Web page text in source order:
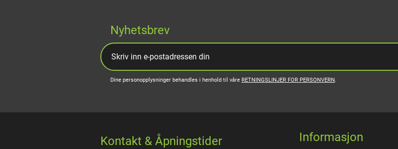
Nyhetsbrev
Dine personopplysninger behandles i henhold til våre RETNINGSLINJER FOR PERSONVERN.
Kontakt & Åpningstider Informasjon